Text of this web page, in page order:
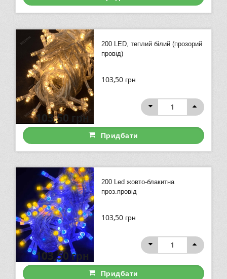
200 LED, теплий білий (прозорий
провід)
103,50 грн
103,50 грн
Придбати
200 Led жовто-блакитна
проз.провід
103,50 грн
103,50грн
Придбати